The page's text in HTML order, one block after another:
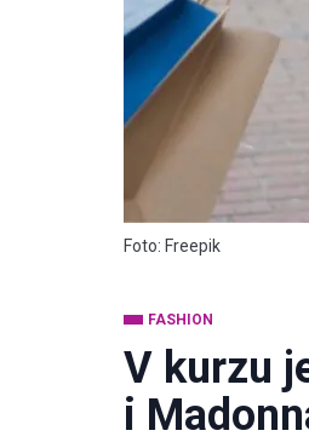
Foto: Freepik
FASHION
V kurzu
i